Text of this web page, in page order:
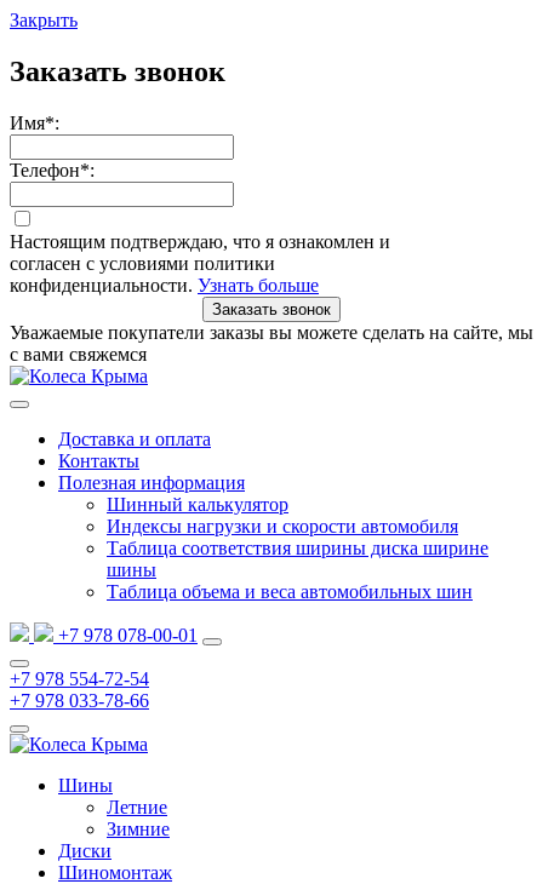
Закрыть
Заказать звонок
Имя*:
Телефон*:
Настоящим подтверждаю, что я ознакомлен и
согласен с условиями политики
конфиденциальности. Узнать больше
Заказать звонок
Уважаемые покупатели заказы вы можете сделать на сайте, мы
с вами свяжемся
Доставка и оплата
Контакты
Полезная информация
Шинный калькулятор
Индексы нагрузки и скорости автомобиля
Таблица соответствия ширины диска ширине
шины
Таблица объема и веса автомобильных шин
+7 978 078-00-01
+7 978 554-72-54
+7 978 033-78-66
Шины
Летние
Зимние
Диски
Шиномонтаж